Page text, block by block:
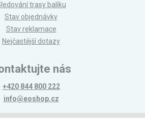
trasy balíku
Stav objednávky
Stav reklamace
Nejčastější dotazy
nás
+420 844 800 222
info@eoshop.cz